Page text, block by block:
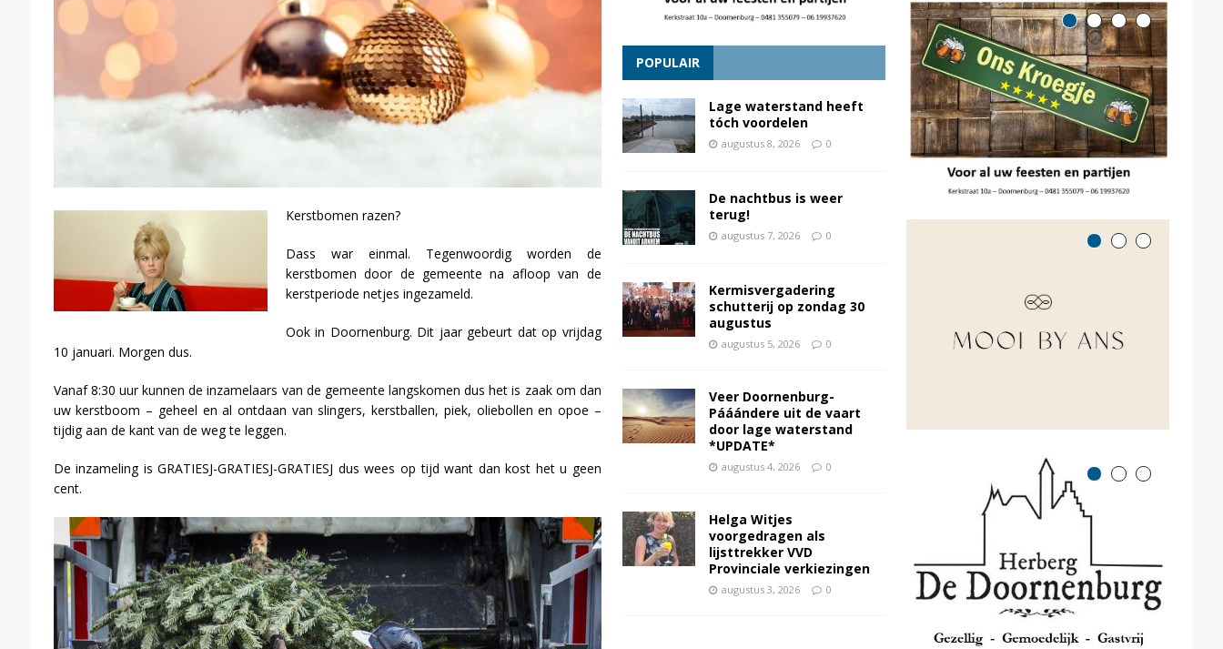
Kerstbomen razen?
Dass war einmal. Tegenwoordig worden de
kerstbomen door de gemeente na afloop van de
kerstperiode netjes ingezameld.
Ook in Doornenburg. Dit jaar gebeurt dat op vrijdag
10 januari. Morgen dus.
Vanaf 8:30 uur kunnen de inzamelaars van de gemeente langskomen dus het is zaak om dan
uw kerstboom – geheel en al ontdaan van slingers, kerstballen, piek, oliebollen en opoe –
tijdig aan de kant van de weg te leggen.
De inzameling is GRATIESJ-GRATIESJ-GRATIESJ dus wees op tijd want dan kost het u geen
cent.
POPULAIR
Lage waterstand heeft
tóch voordelen
augustus 8, 2026 0
De nachtbus is weer
terug!
augustus 7, 2026 0
Kermisvergadering
schutterij op zondag 30
augustus
augustus 5, 2026 0
Veer Doornenburg-
Pááándere uit de vaart
door lage waterstand
*UPDATE*
augustus 4, 2026 0
Helga Witjes
voorgedragen als
lijsttrekker VVD
Provinciale verkiezingen
augustus 3, 2026 0